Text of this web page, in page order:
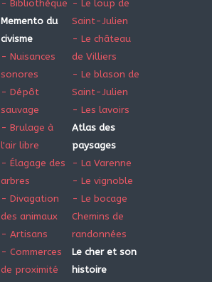
- Bibliothèque
Memento du
civisme
- Nuisances
sonores
- Dépôt
sauvage
- Brulage à
l'air libre
- Élagage des
arbres
- Divagation
des animaux
- Artisans
- Commerces
de proximité
- Le loup de
Saint-Julien
- Le château
de Villiers
- Le blason de
Saint-Julien
- Les lavoirs
Atlas des
paysages
- La Varenne
- Le vignoble
- Le bocage
Chemins de
randonnées
Le cher et son
histoire